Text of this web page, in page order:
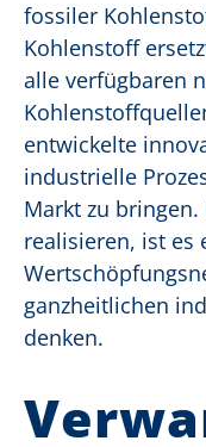
fossiler
Kohlenstoff
alle verfügbaren
entwickelte
industrielle
Markt zu
realisieren, ist es
ganzheitlichen
denken.